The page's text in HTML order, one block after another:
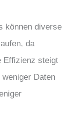
können diverse
da
Effizienz steigt
Daten